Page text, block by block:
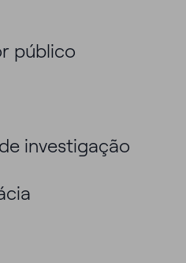
público
investigação